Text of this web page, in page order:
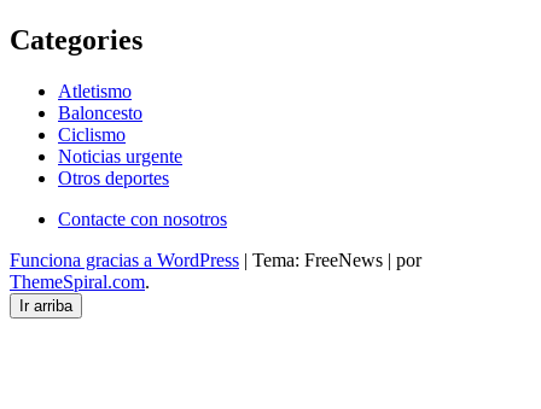
Categories
Atletismo
Baloncesto
Ciclismo
Noticias urgente
Otros deportes
Contacte con nosotros
Funciona gracias a WordPress | Tema: FreeNews | por
ThemeSpiral.com.
Ir arriba